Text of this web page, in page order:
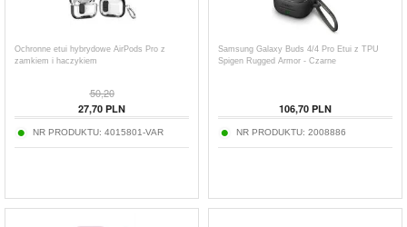
Ochronne etui hybrydowe AirPods Pro z
zamkiem i haczykiem
50,20
27,70 PLN
NR PRODUKTU: 4015801-VAR
Samsung Galaxy Buds 4/4 Pro Etui z TPU
Spigen Rugged Armor - Czarne
106,70 PLN
NR PRODUKTU: 2008886